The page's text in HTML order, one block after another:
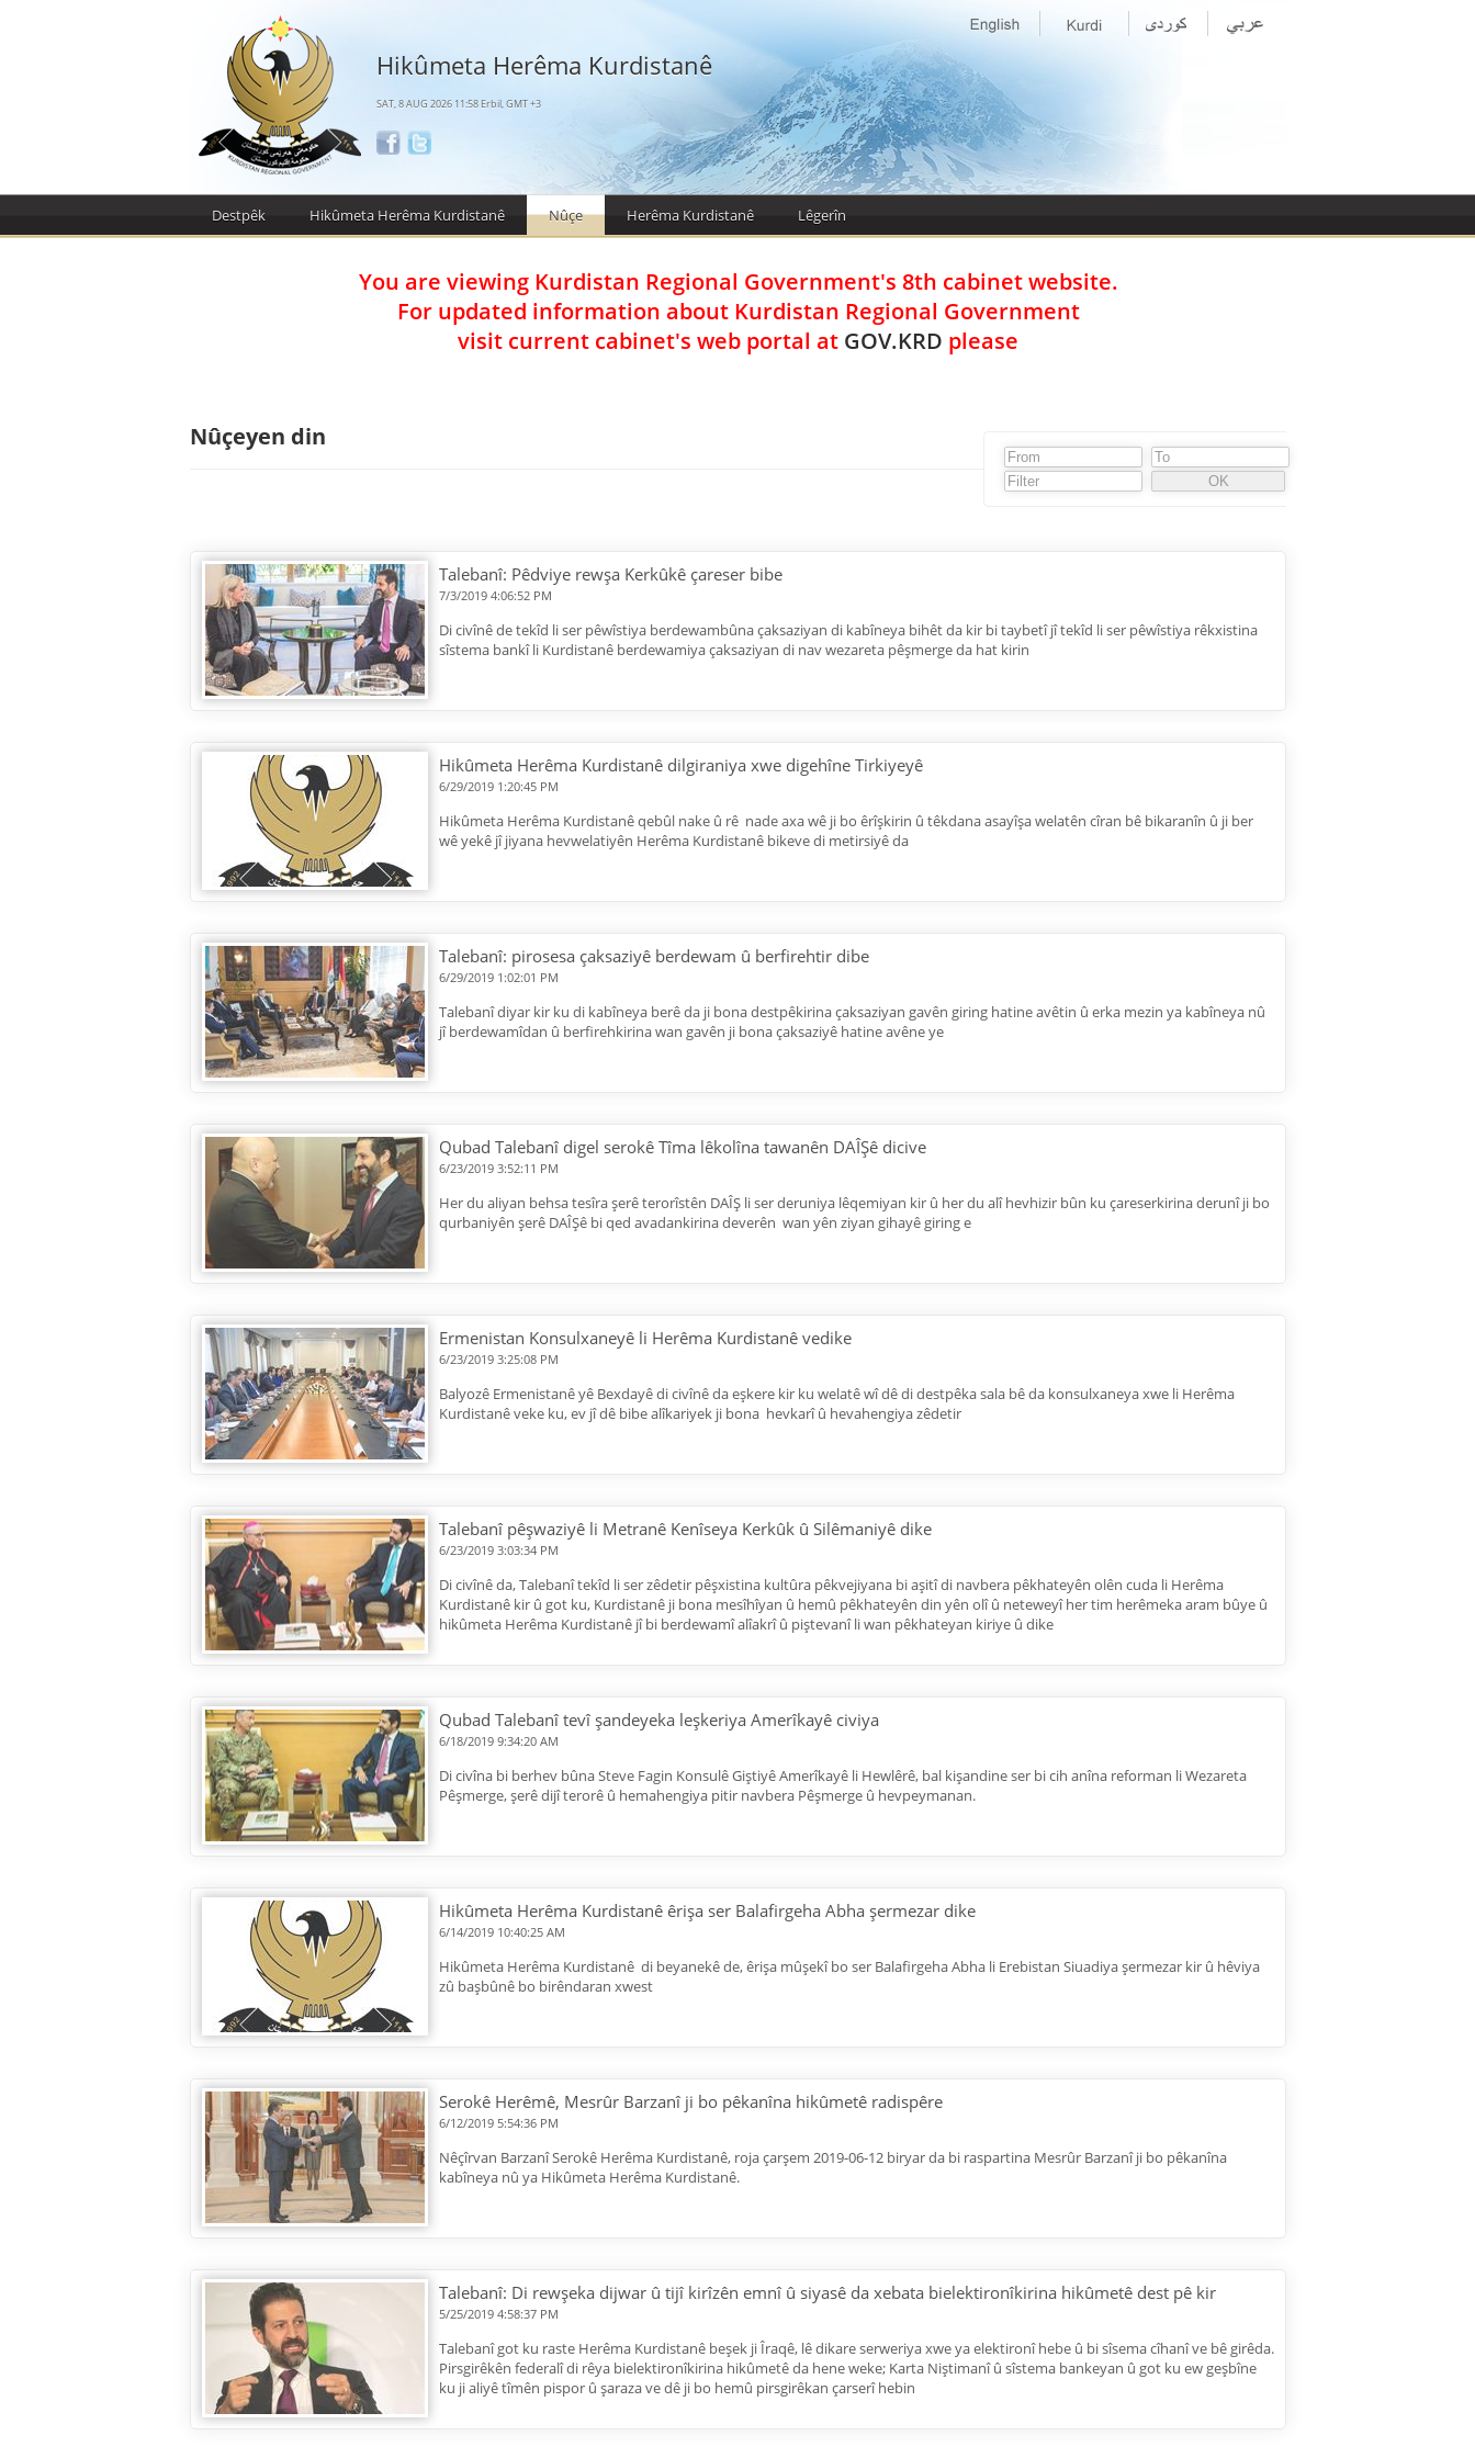
Hikûmeta Herêma Kurdistanê
SAT, 8 AUG 2026 11:58 Erbil, GMT +3
Destpêk Hikûmeta Herêma Kurdistanê Nûçe Herêma Kurdistanê Lêgerîn
You are viewing Kurdistan Regional Government's 8th cabinet website.
For updated information about Kurdistan Regional Government
visit current cabinet's web portal at GOV.KRD please
Nûçeyen din
Talebanî: Pêdviye rewşa Kerkûkê çareser bibe
7/3/2019 4:06:52 PM
Di civînê de tekîd li ser pêwîstiya berdewambûna çaksaziyan di kabîneya bihêt da kir bi taybetî jî tekîd li ser pêwîstiya rêkxistina
sîstema bankî li Kurdistanê berdewamiya çaksaziyan di nav wezareta pêşmerge da hat kirin
Hikûmeta Herêma Kurdistanê dilgiraniya xwe digehîne Tirkiyeyê
6/29/2019 1:20:45 PM
Hikûmeta Herêma Kurdistanê qebûl nake û rê nade axa wê ji bo êrîşkirin û têkdana asayîşa welatên cîran bê bikaranîn û ji ber
wê yekê jî jiyana hevwelatiyên Herêma Kurdistanê bikeve di metirsiyê da
Talebanî: pirosesa çaksaziyê berdewam û berfirehtir dibe
6/29/2019 1:02:01 PM
Talebanî diyar kir ku di kabîneya berê da ji bona destpêkirina çaksaziyan gavên giring hatine avêtin û erka mezin ya kabîneya nû
jî berdewamîdan û berfirehkirina wan gavên ji bona çaksaziyê hatine avêne ye
Qubad Talebanî digel serokê Tîma lêkolîna tawanên DAÎŞê dicive
6/23/2019 3:52:11 PM
Her du aliyan behsa tesîra şerê terorîstên DAÎŞ li ser deruniya lêqemiyan kir û her du alî hevhizir bûn ku çareserkirina derunî ji bo
qurbaniyên şerê DAÎŞê bi qed avadankirina deverên wan yên ziyan gihayê giring e
Ermenistan Konsulxaneyê li Herêma Kurdistanê vedike
6/23/2019 3:25:08 PM
Balyozê Ermenistanê yê Bexdayê di civînê da eşkere kir ku welatê wî dê di destpêka sala bê da konsulxaneya xwe li Herêma
Kurdistanê veke ku, ev jî dê bibe alîkariyek ji bona hevkarî û hevahengiya zêdetir
Talebanî pêşwaziyê li Metranê Kenîseya Kerkûk û Silêmaniyê dike
6/23/2019 3:03:34 PM
Di civînê da, Talebanî tekîd li ser zêdetir pêşxistina kultûra pêkvejiyana bi aşitî di navbera pêkhateyên olên cuda li Herêma
Kurdistanê kir û got ku, Kurdistanê ji bona mesîhîyan û hemû pêkhateyên din yên olî û neteweyî her tim herêmeka aram bûye û
hikûmeta Herêma Kurdistanê jî bi berdewamî alîakrî û piştevanî li wan pêkhateyan kiriye û dike
Qubad Talebanî tevî şandeyeka leşkeriya Amerîkayê civiya
6/18/2019 9:34:20 AM
Di civîna bi berhev bûna Steve Fagin Konsulê Giştiyê Amerîkayê li Hewlêrê, bal kişandine ser bi cih anîna reforman li Wezareta
Pêşmerge, şerê dijî terorê û hemahengiya pitir navbera Pêşmerge û hevpeymanan.
Hikûmeta Herêma Kurdistanê êrişa ser Balafirgeha Abha şermezar dike
6/14/2019 10:40:25 AM
Hikûmeta Herêma Kurdistanê di beyanekê de, êrişa mûşekî bo ser Balafirgeha Abha li Erebistan Siuadiya şermezar kir û hêviya
zû başbûnê bo birêndaran xwest
Serokê Herêmê, Mesrûr Barzanî ji bo pêkanîna hikûmetê radispêre
6/12/2019 5:54:36 PM
Nêçîrvan Barzanî Serokê Herêma Kurdistanê, roja çarşem 2019-06-12 biryar da bi raspartina Mesrûr Barzanî ji bo pêkanîna
kabîneya nû ya Hikûmeta Herêma Kurdistanê.
Talebanî: Di rewşeka dijwar û tijî kirîzên emnî û siyasê da xebata bielektironîkirina hikûmetê dest pê kir
5/25/2019 4:58:37 PM
Talebanî got ku raste Herêma Kurdistanê beşek ji Îraqê, lê dikare serweriya xwe ya elektironî hebe û bi sîsema cîhanî ve bê girêda.
Pirsgirêkên federalî di rêya bielektironîkirina hikûmetê da hene weke; Karta Niştimanî û sîstema bankeyan û got ku ew geşbîne
ku ji aliyê tîmên pispor û şaraza ve dê ji bo hemû pirsgirêkan çarserî hebin